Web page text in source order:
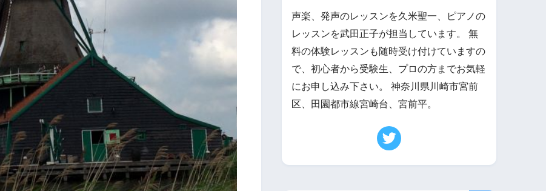
声楽、発声のレッスンを久米聖一、ピアノの
レッスンを武田正子が担当しています。 無
料の体験レッスンも随時受け付けていますの
で、初心者から受験生、プロの方までお気軽
にお申し込み下さい。 神奈川県川崎市宮前
区、田園都市線宮崎台、宮前平。